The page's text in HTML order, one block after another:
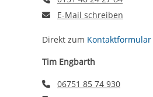
E-Mail schreiben
Direkt zum Kontaktformular
Tim Engbarth
Telefonnummer
06751 85 74 930